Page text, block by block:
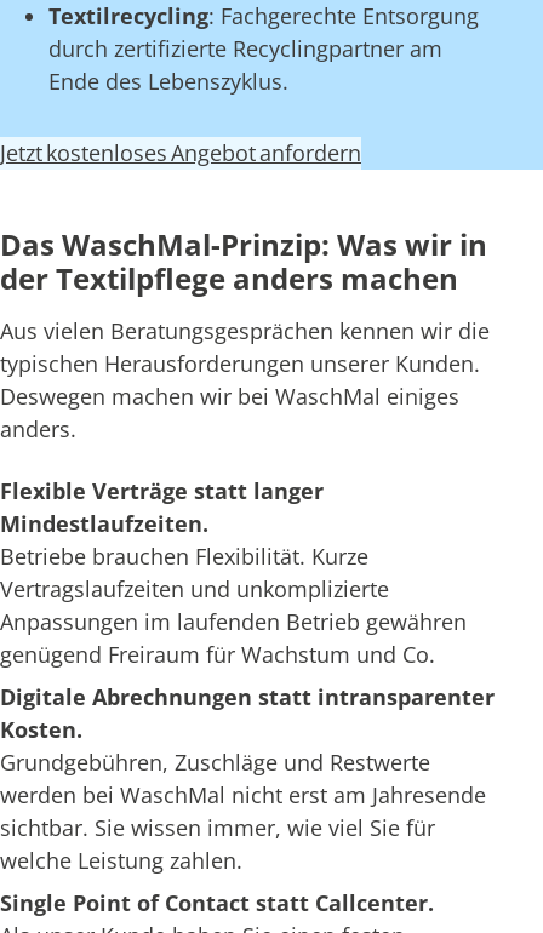
Textilrecycling: Fachgerechte Entsorgung
durch zertifizierte Recyclingpartner am
Ende des Lebenszyklus.
Jetzt kostenloses Angebot anfordern
Das WaschMal-Prinzip: Was wir in
der Textilpflege anders machen
Aus vielen Beratungsgesprächen kennen wir die
typischen Herausforderungen unserer Kunden.
Deswegen machen wir bei WaschMal einiges
anders.
Flexible Verträge statt langer
Mindestlaufzeiten.
Betriebe brauchen Flexibilität. Kurze
Vertragslaufzeiten und unkomplizierte
Anpassungen im laufenden Betrieb gewähren
genügend Freiraum für Wachstum und Co.
Digitale Abrechnungen statt intransparenter
Kosten.
Grundgebühren, Zuschläge und Restwerte
werden bei WaschMal nicht erst am Jahresende
sichtbar. Sie wissen immer, wie viel Sie für
welche Leistung zahlen.
Single Point of Contact statt Callcenter.